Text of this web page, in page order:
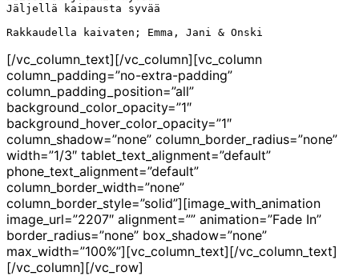
Jäljellä kaipausta syvää
Rakkaudella kaivaten; Emma, Jani & Onski
[/vc_column_text][/vc_column][vc_column
column_padding=”no-extra-padding”
column_padding_position=”all”
background_color_opacity=”1″
background_hover_color_opacity=”1″
column_shadow=”none” column_border_radius=”none”
width=”1/3″ tablet_text_alignment=”default”
phone_text_alignment=”default”
column_border_width=”none”
column_border_style=”solid”][image_with_animation
image_url=”2207″ alignment=”” animation=”Fade In”
border_radius=”none” box_shadow=”none”
max_width=”100%”][vc_column_text][/vc_column_text]
[/vc_column][/vc_row]